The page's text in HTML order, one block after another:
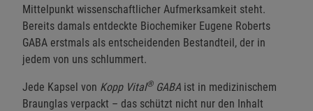
Mittelpunkt wissenschaftlicher Aufmerksamkeit steht.
Bereits damals entdeckte Biochemiker Eugene Roberts
GABA erstmals als entscheidenden Bestandteil, der in
jedem von uns schlummert.
Jede Kapsel von Kopp Vital®GABA ist in medizinischem
Braunglas verpackt – das schützt nicht nur den Inhalt